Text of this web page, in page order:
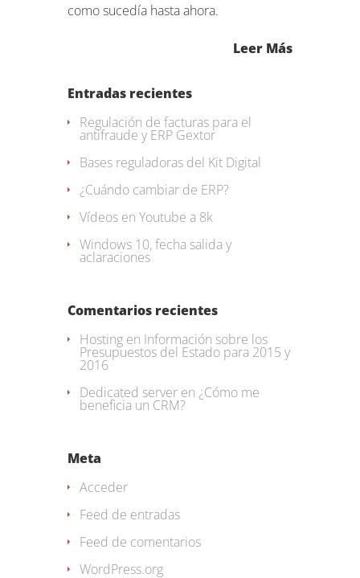
como sucedía hasta ahora.
Leer Más
Entradas recientes
Regulación de facturas para el
antifraude y ERP Gextor
Bases reguladoras del Kit Digital
¿Cuándo cambiar de ERP?
Vídeos en Youtube a 8k
Windows 10, fecha salida y
aclaraciones
Comentarios recientes
Hosting en Información sobre los
Presupuestos del Estado para 2015 y
2016
Dedicated server en ¿Cómo me
beneficia un CRM?
Meta
Acceder
Feed de entradas
Feed de comentarios
WordPress.org